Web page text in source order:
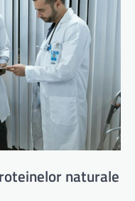
naturale